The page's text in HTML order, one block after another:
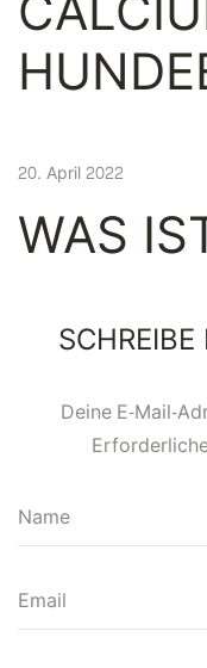
WAS
20. April 2022
Deine E-Mail-